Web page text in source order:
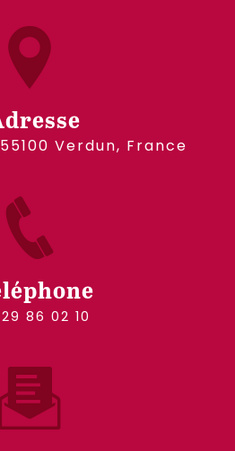
55100 Verdun, France
29 86 02 10